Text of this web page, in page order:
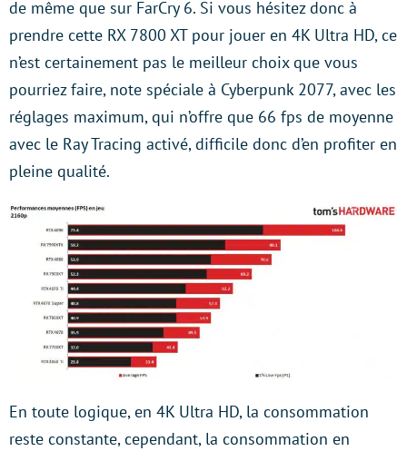
de même que sur FarCry 6. Si vous hésitez donc à
prendre cette RX 7800 XT pour jouer en 4K Ultra HD, ce
n’est certainement pas le meilleur choix que vous
pourriez faire, note spéciale à Cyberpunk 2077, avec les
réglages maximum, qui n’offre que 66 fps de moyenne
avec le Ray Tracing activé, difficile donc d’en profiter en
pleine qualité.
En toute logique, en 4K Ultra HD, la consommation
reste constante, cependant, la consommation en